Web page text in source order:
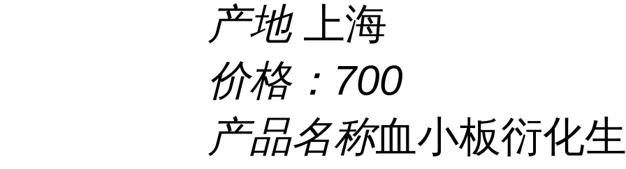
产地 上海
价格： 700
产品名称血小板衍化